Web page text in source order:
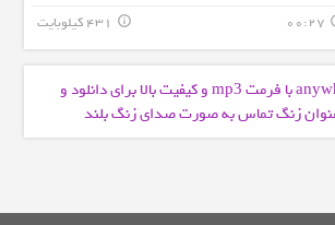
00:27 431 کیلوبایت info_outline
mp3 و کیفیت بالا برای دانلود و
زنگ تماس به صورت صدای زنگ بلند